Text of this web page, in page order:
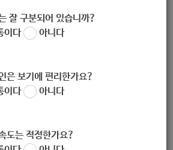
으로 보는 복지 정보
잘 구분되어 있습니까?
이다 아니다
은 보기에 편리한가요?
이다 아니다
도는 적정한가요?